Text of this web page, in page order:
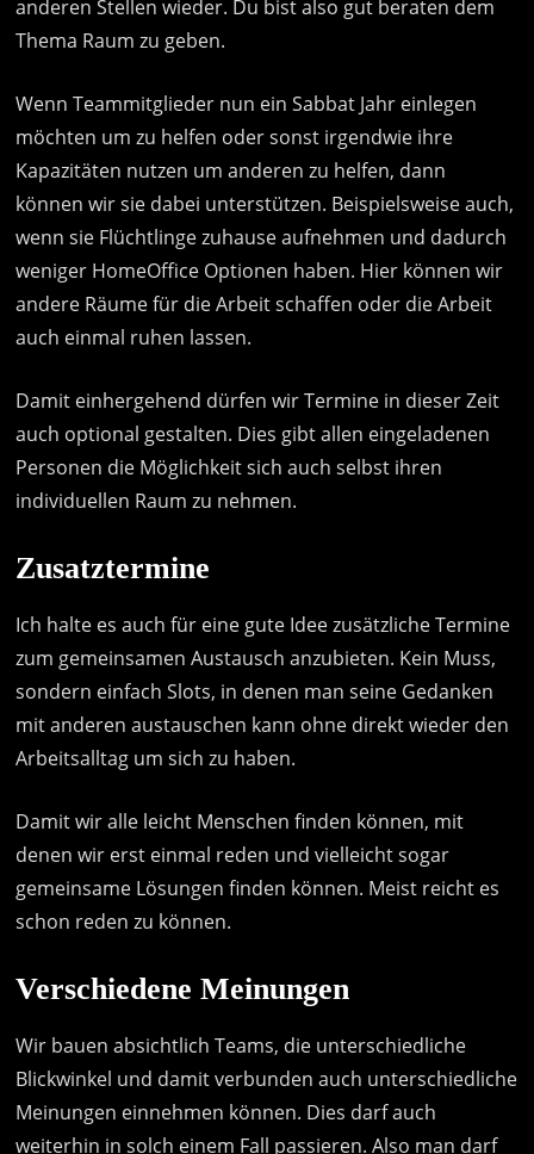
anderen Stellen wieder. Du bist also gut beraten dem
Thema Raum zu geben.
Wenn Teammitglieder nun ein Sabbat Jahr einlegen
möchten um zu helfen oder sonst irgendwie ihre
Kapazitäten nutzen um anderen zu helfen, dann
können wir sie dabei unterstützen. Beispielsweise auch,
wenn sie Flüchtlinge zuhause aufnehmen und dadurch
weniger HomeOffice Optionen haben. Hier können wir
andere Räume für die Arbeit schaffen oder die Arbeit
auch einmal ruhen lassen.
Damit einhergehend dürfen wir Termine in dieser Zeit
auch optional gestalten. Dies gibt allen eingeladenen
Personen die Möglichkeit sich auch selbst ihren
individuellen Raum zu nehmen.
Zusatztermine
Ich halte es auch für eine gute Idee zusätzliche Termine
zum gemeinsamen Austausch anzubieten. Kein Muss,
sondern einfach Slots, in denen man seine Gedanken
mit anderen austauschen kann ohne direkt wieder den
Arbeitsalltag um sich zu haben.
Damit wir alle leicht Menschen finden können, mit
denen wir erst einmal reden und vielleicht sogar
gemeinsame Lösungen finden können. Meist reicht es
schon reden zu können.
Verschiedene Meinungen
Wir bauen absichtlich Teams, die unterschiedliche
Blickwinkel und damit verbunden auch unterschiedliche
Meinungen einnehmen können. Dies darf auch
weiterhin in solch einem Fall passieren. Also man darf